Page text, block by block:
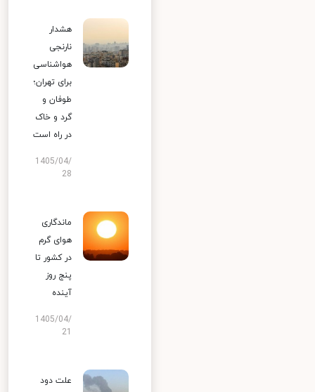
هشدار
نارنجی
هواشناسی
برای تهران؛
طوفان و
گرد و خاک
در راه است
1405/04/
28
ماندگاری
هوای گرم
در کشور تا
پنج روز
آینده
1405/04/
علت دود